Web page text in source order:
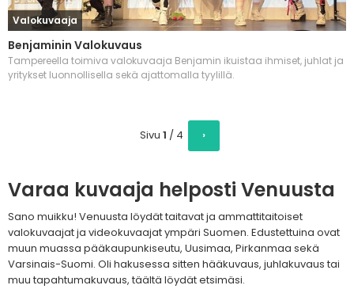
Valokuvaaja
Benjaminin Valokuvaus
Tampereella toimiva valokuvaaja Benjamin ikuistaa ihmiset, juhlat ja
yritykset luonnollisella sekä ajattomalla tyylillä.
Sivu 1 / 4 ›
Varaa kuvaaja helposti Venuusta
Sano muikku! Venuusta löydät taitavat ja ammattitaitoiset
valokuvaajat ja videokuvaajat ympäri Suomen. Edustettuina ovat
muun muassa pääkaupunkiseutu, Uusimaa, Pirkanmaa sekä
Varsinais-Suomi. Oli hakusessa sitten hääkuvaus, juhlakuvaus tai
muu tapahtumakuvaus, täältä löydät etsimäsi.